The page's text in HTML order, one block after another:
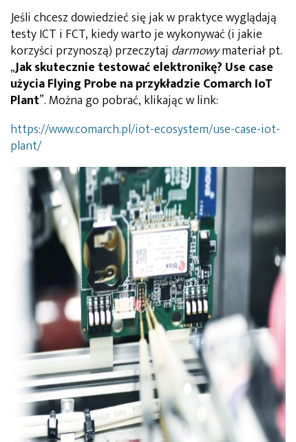
Jeśli chcesz dowiedzieć się jak w praktyce wyglądają
testy ICT i FCT, kiedy warto je wykonywać (i jakie
korzyści przynoszą) przeczytaj darmowymateriał pt.
„Jak skutecznie testować elektronikę? Use case
użycia Flying Probe na przykładzie Comarch IoT
Plant”. Można go pobrać, klikając w link:
https://www.comarch.pl/iot-ecosystem/use-case-iot-
plant/